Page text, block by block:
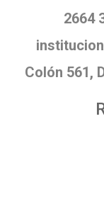
2664
Colón 561,